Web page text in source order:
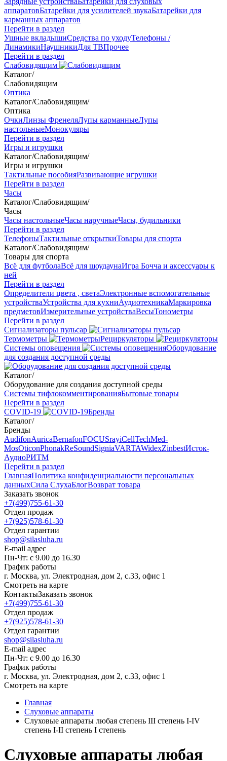
аппаратовБатарейки для усилителей звукаБатарейки для
карманных аппаратов
Перейти в раздел
Ушные вкладышиСредства по уходуТелефоны /
ДинамикиНаушникиДля ТВПрочее
Перейти в раздел
Слабовидящим
Каталог/
Слабовидящим
Оптика
Каталог/Слабовидящим/
Оптика
ОчкиЛинзы ФренеляЛупы карманныеЛупы
настольныеМонокуляры
Перейти в раздел
Игры и игрушки
Каталог/Слабовидящим/
Игры и игрушки
Тактильные пособияРазвивающие игрушки
Перейти в раздел
Часы
Каталог/Слабовидящим/
Часы
Часы настольныеЧасы наручныеЧасы, будильники
Перейти в раздел
ТелефоныТактильные открыткиТовары для спорта
Каталог/Слабовидящим/
Товары для спорта
Всё для футболаВсё для шоудаунаИгра Бочча и аксессуары к
ней
Перейти в раздел
Определители цвета , светаЭлектронные вспомогательные
устройстваУстройства для кухниАудиотехникаМаркировка
предметовИзмерительные устройстваВесыТонометры
Перейти в раздел
Сигнализаторы пульсар
Термометры
Рециркуляторы
Cистемы оповещения
Оборудование
для создания доступной среды
Каталог/
Оборудование для создания доступной среды
Системы тифлокомментированияБытовые товары
Перейти в раздел
COVID-19
Бренды
Каталог/
Бренды
AudifonAuricaBernafonFOCUSrayiCellTechMed-
MosOticonPhonakReSoundSigniaVARTAWidexZinbestИсток-
АудиоРИТМ
Перейти в раздел
ГлавнаяПолитика конфиденциальности персональных
данныхСила СлухаБлогВозврат товара
Заказать звонок
+7(499)755-61-30
Отдел продаж
+7(925)578-61-30
Отдел гарантии
shop@silasluha.ru
E-mail адрес
Пн-Чт: с 9.00 до 16.30
График работы
г. Москва, ул. Электродная, дом 2, с.33, офис 1
Смотреть на карте
КонтактыЗаказать звонок
+7(499)755-61-30
Отдел продаж
+7(925)578-61-30
Отдел гарантии
shop@silasluha.ru
E-mail адрес
Пн-Чт: с 9.00 до 16.30
График работы
г. Москва, ул. Электродная, дом 2, с.33, офис 1
Смотреть на карте
Главная
Слуховые аппараты
Слуховые аппараты любая степень III степень I-IV
степень I-II степень I степень
Слуховые аппараты любая